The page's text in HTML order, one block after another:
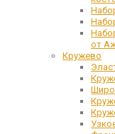
от
Кружево